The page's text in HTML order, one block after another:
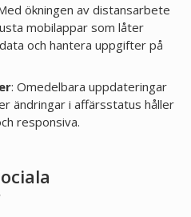
ökningen av distansarbete
mobilappar som låter
och hantera uppgifter på
: Omedelbara uppdateringar
ändringar i affärsstatus håller
responsiva.